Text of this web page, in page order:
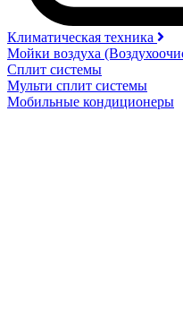
Климатическая техника
Мойки воздуха
Сплит системы
Мульти сплит системы
Мобильные кондиционеры